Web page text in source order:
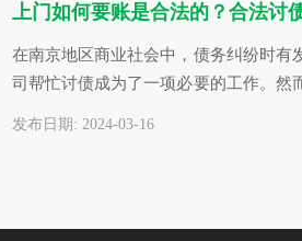
在南京地区商业社会中，债务纠纷时有
司帮忙讨债成为了一项必要的工作。然
发布日期: 2024-03-16